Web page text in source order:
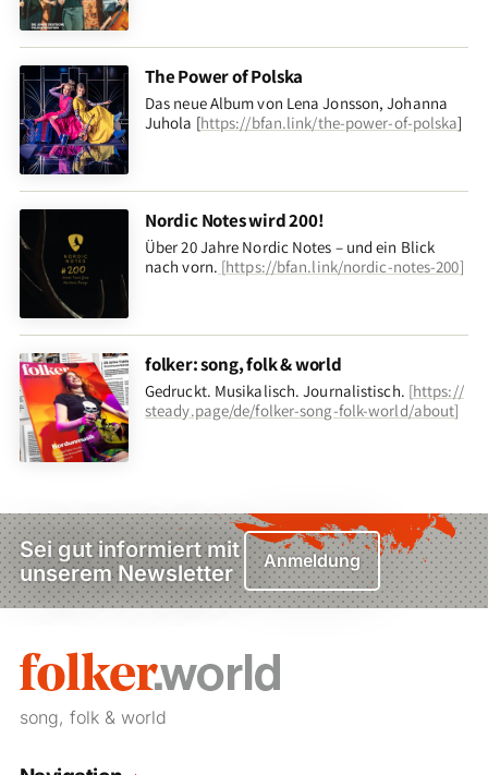
The Power of Polska
Das neue Album von Lena Jonsson, Johanna
Juhola [https://bfan.link/the-power-of-polska]
Nordic Notes wird 200!
Über 20 Jahre Nordic Notes – und ein Blick
nach vorn. [https://bfan.link/nordic-notes-200]
folker: song, folk & world
Gedruckt. Musikalisch. Journalistisch. [https://
steady.page/de/folker-song-folk-world/about]
Sei gut informiert mit
unserem Newsletter
Anmeldung
song, folk & world